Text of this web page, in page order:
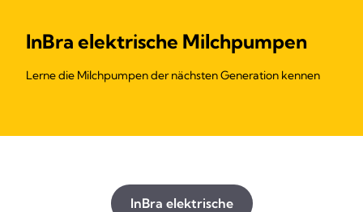
InBra elektrische Milchpumpen
Lerne die Milchpumpen der nächsten Generation kennen
InBra elektrische